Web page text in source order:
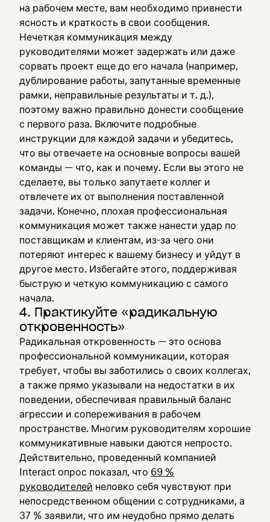
на рабочем месте, вам необходимо привнести
ясность и краткость в свои сообщения.
Нечеткая коммуникация между
руководителями может задержать или даже
сорвать проект еще до его начала (например,
дублирование работы, запутанные временные
рамки, неправильные результаты и т. д.),
поэтому важно правильно донести сообщение
с первого раза. Включите подробные
инструкции для каждой задачи и убедитесь,
что вы отвечаете на основные вопросы вашей
команды — что, как и почему. Если вы этого не
сделаете, вы только запутаете коллег и
отвлечете их от выполнения поставленной
задачи. Конечно, плохая профессиональная
коммуникация может также нанести удар по
поставщикам и клиентам, из-за чего они
потеряют интерес к вашему бизнесу и уйдут в
другое место. Избегайте этого, поддерживая
быструю и четкую коммуникацию с самого
начала.
4. Практикуйте «радикальную
откровенность»
Радикальная откровенность — это основа
профессиональной коммуникации, которая
требует, чтобы вы заботились о своих коллегах,
а также прямо указывали на недостатки в их
поведении, обеспечивая правильный баланс
агрессии и сопереживания в рабочем
пространстве. Многим руководителям хорошие
коммуникативные навыки даются непросто.
Действительно, проведенный компанией
Interact опрос показал, что 69 %
руководителей неловко себя чувствуют при
непосредственном общении с сотрудниками, а
37 % заявили, что им неудобно прямо делать